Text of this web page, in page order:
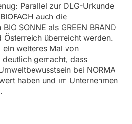
Parallel zur DLG-Urkunde
auch die
SONNE als GREEN BRAND
Österreich überreicht werden.
weiteres Mal von
deutlich gemacht, dass
bei NORMA
haben und im Unternehmen